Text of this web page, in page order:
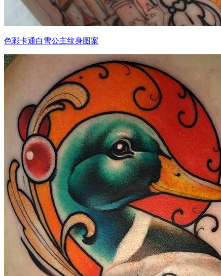
色彩卡通白雪公主纹身图案